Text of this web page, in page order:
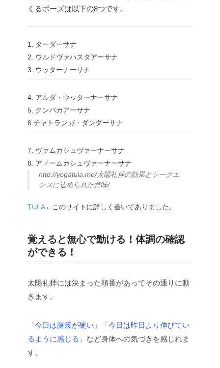
くるポーズは以下の8つです。
1. ターダーサナ
2. ウルドヴァハスタアーサナ
3. ウッターナーサナ
4. アルダ・ウッターナーサナ
5. クンバカアーサナ
6.チャトランガ・ダンダーサナ
7. ヴァムカシュヴァーナーサナ
8. アドームカシュヴァーナーサナ
http://yogatula.me/太陽礼拝の効果とシークエ
ンスに込められた意味/
TULA←このサイトに詳しく書いてありました。
覚えると無心で動ける！体調の確認
ができる！
太陽礼拝には決まった順番があってその通りに動
きます。
「今日は腿裏が硬い」「今日は昨日より伸びてい
るように感じる」 など身体への気づきを感じれま
す。